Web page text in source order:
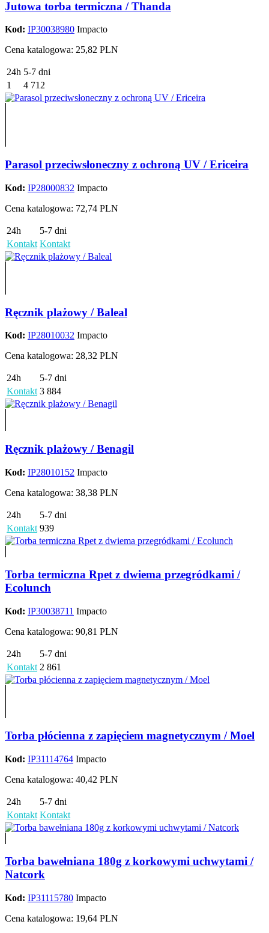
Jutowa torba termiczna / Thanda
Kod: IP30038980 Impacto
Cena katalogowa: 25,82 PLN
24h 5-7 dni
1
4 712
Parasol przeciwsłoneczny z ochroną UV / Ericeira
Kod: IP28000832 Impacto
Cena katalogowa: 72,74 PLN
24h
5-7 dni
Kontakt Kontakt
Ręcznik plażowy / Baleal
Kod: IP28010032 Impacto
Cena katalogowa: 28,32 PLN
24h
5-7 dni
Kontakt 3 884
Ręcznik plażowy / Benagil
Kod: IP28010152 Impacto
Cena katalogowa: 38,38 PLN
24h
5-7 dni
Kontakt 939
Torba termiczna Rpet z dwiema przegródkami /
Ecolunch
Kod: IP30038711 Impacto
Cena katalogowa: 90,81 PLN
24h
5-7 dni
Kontakt 2 861
Torba płócienna z zapięciem magnetycznym / Moel
Kod: IP31114764 Impacto
Cena katalogowa: 40,42 PLN
24h
5-7 dni
Kontakt Kontakt
Torba bawełniana 180g z korkowymi uchwytami /
Natcork
Kod: IP31115780 Impacto
Cena katalogowa: 19,64 PLN